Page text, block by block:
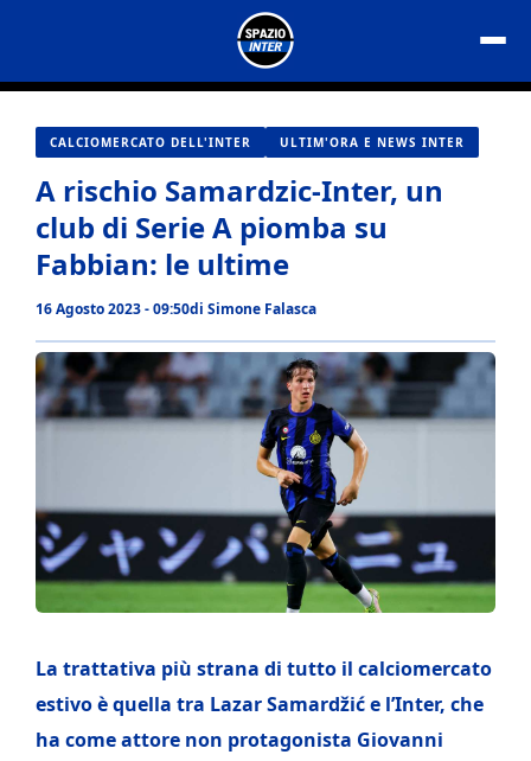
contenuto
CALCIOMERCATO DELL'INTER ULTIM'ORA E NEWS INTER
A rischio Samardzic-Inter, un
club di Serie A piomba su
Fabbian: le ultime
16 Agosto 2023 - 09:50di Simone Falasca
La trattativa più strana di tutto il calciomercato
estivo è quella tra Lazar Samardžić e l’Inter, che
ha come attore non protagonista Giovanni